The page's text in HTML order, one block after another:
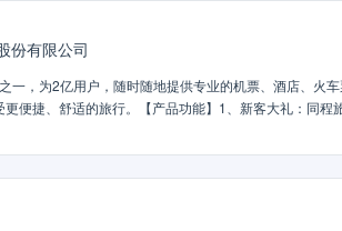
份有限公司
一，为2亿用户，随时随地提供专业的机票、酒店、火
便捷、舒适的旅行。【产品功能】1、新客大礼：同程
；旅行意外险，提供疫情出行保障；疫情出行政策查询
退订有保障；支持在线预约，无接触式购票安心游！6